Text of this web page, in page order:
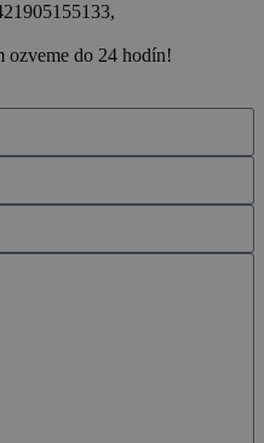
ozveme do 24 hodín!